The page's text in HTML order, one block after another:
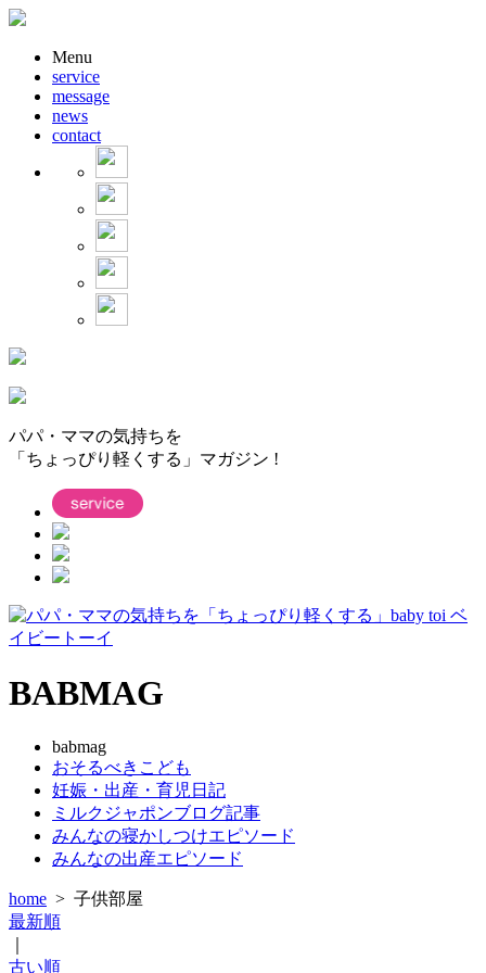
Menu
service
message
news
contact
パパ・ママの気持ちを
「ちょっぴり軽くする」マガジン !
BABMAG
babmag
おそるべきこども
妊娠・出産・育児日記
ミルクジャポンブログ記事
みんなの寝かしつけエピソード
みんなの出産エピソード
home > 子供部屋
最新順
古い順